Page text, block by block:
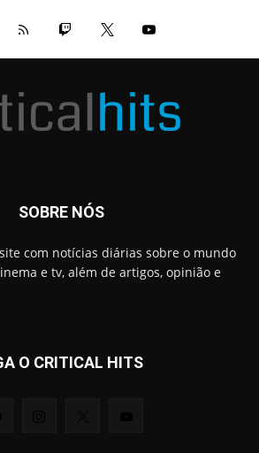
SOBRE NÓS
com notícias diárias sobre o mundo
e tv, além de artigos, opinião e
O CRITICAL HITS